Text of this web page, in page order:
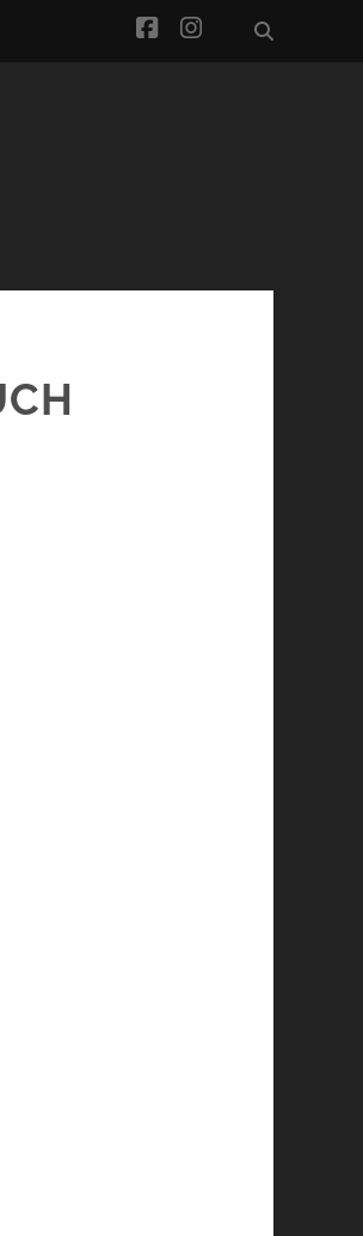
facebook
instagram